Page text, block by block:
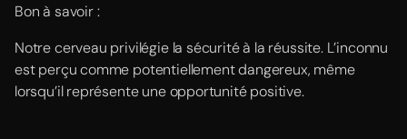
Bon à savoir :
Notre cerveau privilégie la sécurité à la réussite. L’inconnu
est perçu comme potentiellement dangereux, même
lorsqu’il représente une opportunité positive.